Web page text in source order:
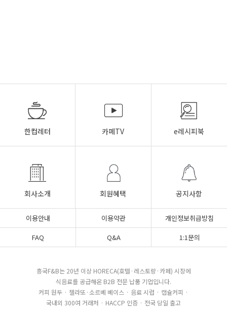
한컵레터 카페TV e레시피북
회사소개 회원혜택 공지사항
이용안내 이용약관
개인정보취급방침
FAQ
Q&A 1:1문의
흥국F&B는 20년 이상 HORECA(호텔·레스토랑·카페) 시장에
식음료를 공급해온 B2B 전문 납품 기업입니다.
커피 원두 · 젤라또·소르베 베이스 · 음료 시럽 · 캡슐커피 ·
국내외 300여 거래처 · HACCP 인증 · 전국 당일 출고